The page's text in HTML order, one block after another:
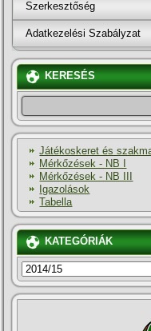
Szerkesztőség
Adatkezelési Szabályzat
KERESÉS
Játékoskeret és
Mérkőzések - NB I
Mérkőzések - NB III
Igazolások
Tabella
KATEGÓRIÁK
KATEGÓRIÁK